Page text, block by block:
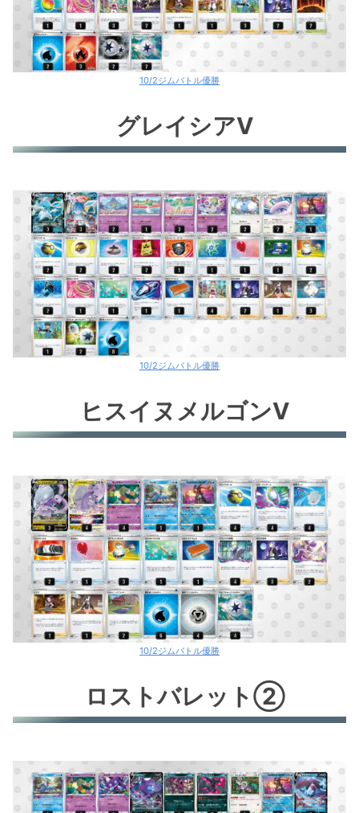
10/2ジムバトル優勝
グレイシアV
10/2ジムバトル優勝
ヒスイヌメルゴンV
10/2ジムバトル優勝
ロストバレット②